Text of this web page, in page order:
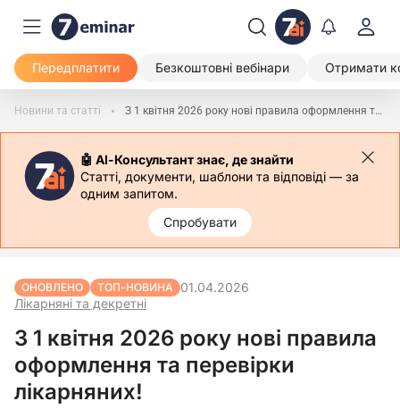
Передплатити Безкоштовні вебінари Отримати
Новини та статті З 1 квітня 2026 року нові правила оформлення та перевірки лікарняних!
🤖 АІ-Консультант знає, де знайти
Статті, документи, шаблони та відповіді — за
одним запитом.
Спробувати
ОНОВЛЕНО ТОП-НОВИНА
Лікарняні та декретні
01.04.2026
З 1 квітня 2026 року нові правила
оформлення та перевірки
лікарняних!